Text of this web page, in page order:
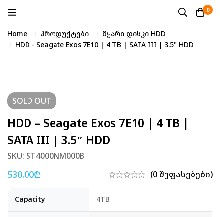
0
Home პროდუქტები
მყარი დისკი HDD
HDD - Seagate Exos 7E10 | 4 TB | SATA III | 3.5" HDD
SOLD OUT
HDD – Seagate Exos 7E10 | 4 TB |
SATA III | 3.5″ HDD
SKU: ST4000NM000B
530.00₾ (0 შეფასებები)
Capacity 4TB